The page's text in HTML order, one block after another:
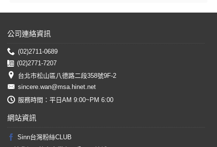
公司連絡資訊
(02)2711-0689
(02)2771-7207
台北市松山區八德路二段358號9F-2
sincere.wan@msa.hinet.net
服務時間：平日AM 9:00~PM 6:00
網站資訊
Sinn台灣粉絲CLUB